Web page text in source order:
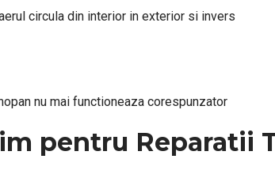
circula din interior in exterior si invers
nu mai functioneaza corespunzator
pentru Reparatii